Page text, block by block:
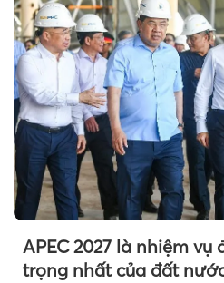
APEC 2027 là nhiệm vụ
trọng nhất của đất